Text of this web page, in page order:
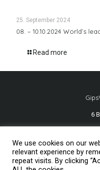
25. September 2024
08. – 10.10.2024 World’s
Read more
6
Tél.
We use cookies on our
relevant experience by
repeat visits. By clicking